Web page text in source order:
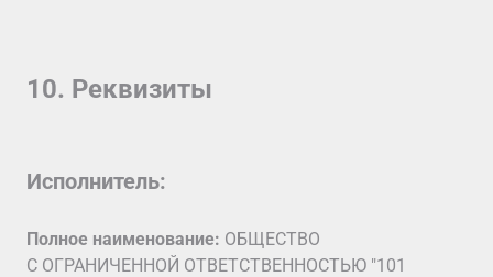
10. Реквизиты
Исполнитель:
Полное наименование: ОБЩЕСТВО
С ОГРАНИЧЕННОЙ ОТВЕТСТВЕННОСТЬЮ "101